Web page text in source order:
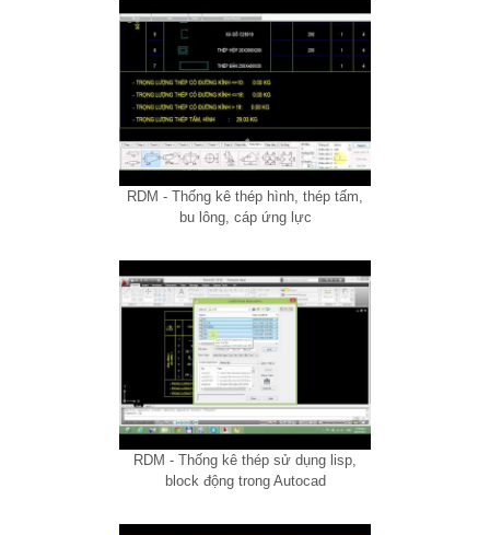
RDM - Thống kê thép hình, thép tấm,
bu lông, cáp ứng lực
RDM - Thống kê thép sử dụng lisp,
block động trong Autocad